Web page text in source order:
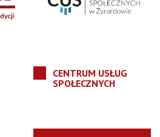
CENTRUM USŁUG
SPOŁECZNYCH